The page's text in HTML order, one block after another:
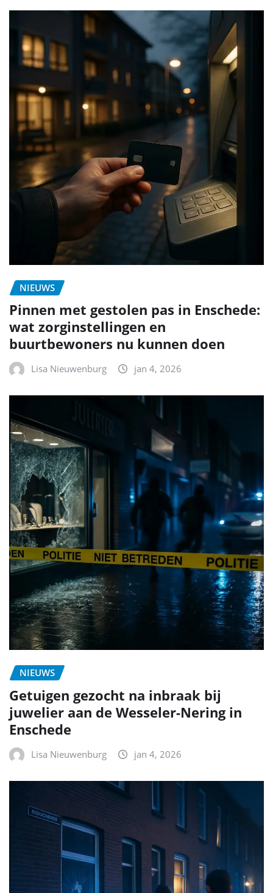
NIEUWS
Pinnen met gestolen pas in Enschede:
wat zorginstellingen en
buurtbewoners nu kunnen doen
Lisa Nieuwenburg jan 4, 2026
NIEUWS
Getuigen gezocht na inbraak bij
juwelier aan de Wesseler-Nering in
Enschede
Lisa Nieuwenburg jan 4, 2026